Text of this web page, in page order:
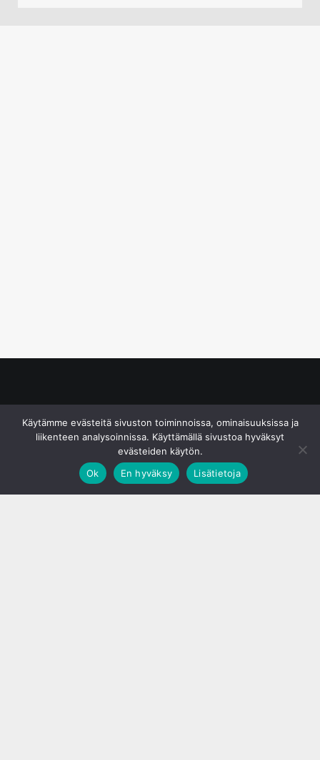
Käytämme evästeitä sivuston toiminnoissa, ominaisuuksissa ja
liikenteen analysoinnissa. Käyttämällä sivustoa hyväksyt
evästeiden käytön.
Ok
En hyväksy Lisätietoja